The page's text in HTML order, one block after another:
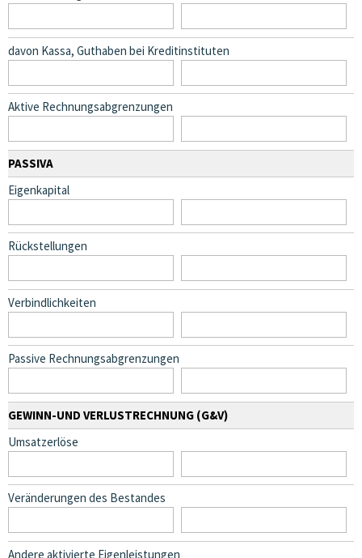
davon Kassa, Guthaben bei Kreditinstituten
Aktive Rechnungsabgrenzungen
PASSIVA
Eigenkapital
Rückstellungen
Verbindlichkeiten
Passive Rechnungsabgrenzungen
GEWINN-UND VERLUSTRECHNUNG (G&V)
Umsatzerlöse
Veränderungen des Bestandes
Andere aktivierte Eigenleistungen